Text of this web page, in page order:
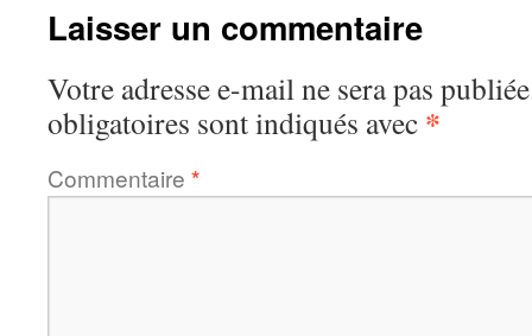
Laisser un commentaire
Votre adresse e-mail ne sera pas
obligatoires sont indiqués avec *
Commentaire *